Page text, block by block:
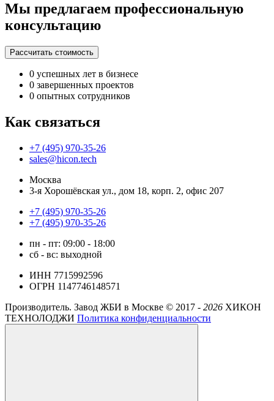
Мы предлагаем профессиональную
консультацию
Рассчитать стоимость
0 успешных лет в бизнесе
0 завершенных проектов
0 опытных сотрудников
Как связаться
+7 (495) 970-35-26
sales@hicon.tech
Москва
3-я Хорошёвская ул., дом 18, корп. 2, офис 207
+7 (495) 970-35-26
+7 (495) 970-35-26
пн - пт: 09:00 - 18:00
сб - вс: выходной
ИНН 7715992596
ОГРН 1147746148571
Производитель. Завод ЖБИ в Москве © 2017 - 2026 ХИКОН
ТЕХНОЛОДЖИ Политика конфиденциальности